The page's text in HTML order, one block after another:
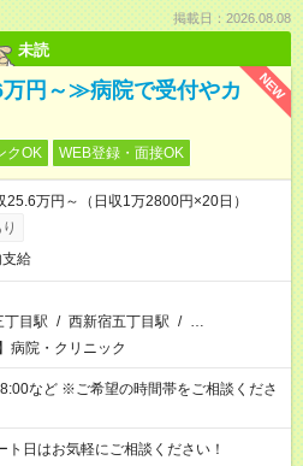
掲載日：2026.08.08
未読
NEW
円～≫病院で受付やカ
クOK WEB登録・面接OK
万円～（日収1万2800円×20日）
給
丁目駅 / 西新宿五丁目駅 / …
病院・クリニック
など ※ご希望の時間帯をご相談くださ
日はお気軽にご相談ください！